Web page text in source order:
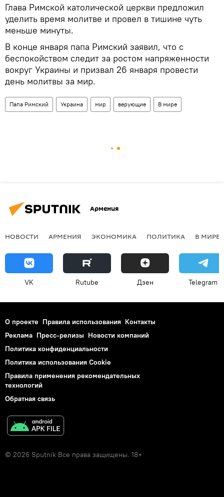
Глава Римской католической церкви предложил
уделить время молитве и провел в тишине чуть
меньше минуты.
В конце января папа Римский заявил, что с
беспокойством следит за ростом напряженности
вокруг Украины и призвал 26 января провести
день молитвы за мир.
Папа Римский Украина мир верующие В мире
Армения
НОВОСТИ АРМЕНИЯ ЭКОНОМИКА ПОЛИТИКА В МИРЕ
VK Rutube Дзен Telegram
О проекте Правила использования Контакты
Реклама Пресс-релизы Новости компаний
Политика конфиденциальности
Политика использования Cookie
Правила применения рекомендательных
технологий
Обратная связь
© 2026 Sputnik Все права защищены. 18+